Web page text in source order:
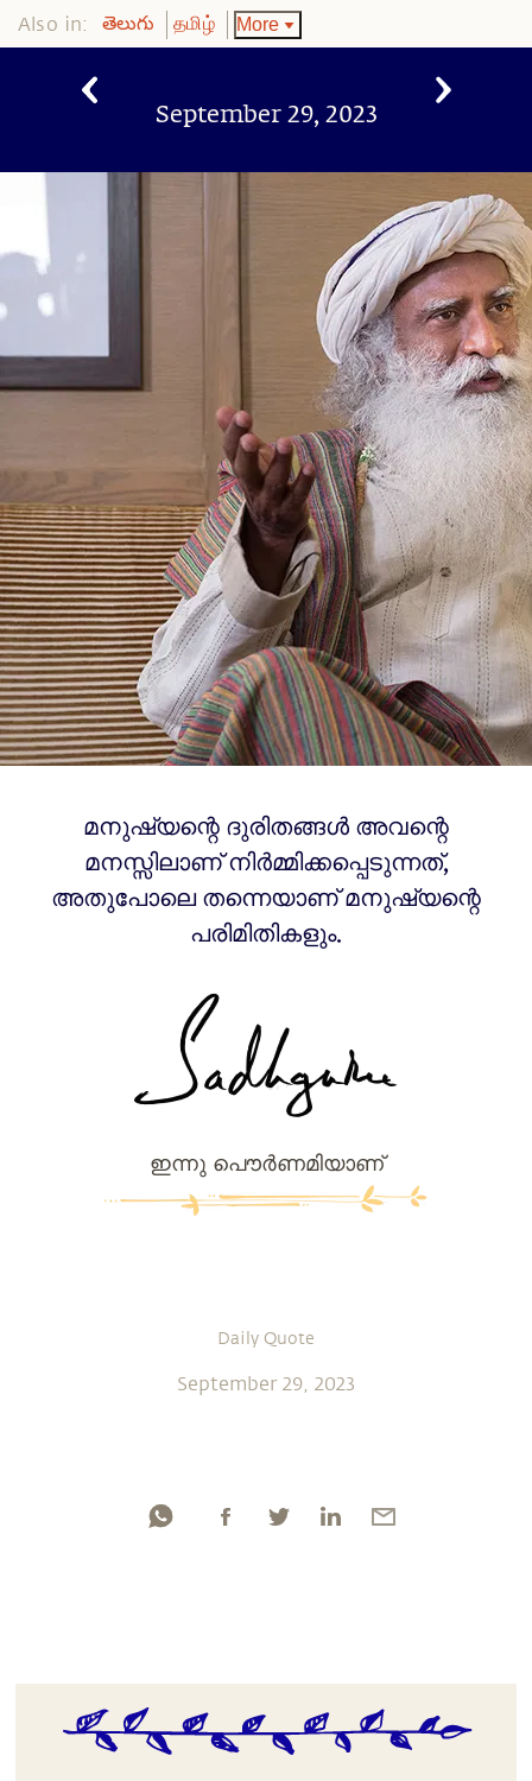
Also in: తెలుగు தமிழ் More
September 29, 2023
മനുഷ്യന്റെ ദുരിതങ്ങൾ അവന്റെ
മനസ്സിലാണ് നിർമ്മിക്കപ്പെടുന്നത്,
അതുപോലെ തന്നെയാണ് മനുഷ്യന്റെ
പരിമിതികളും.
ഇന്നു പൌര്‍ണമിയാണ്
Daily Quote
September 29, 2023